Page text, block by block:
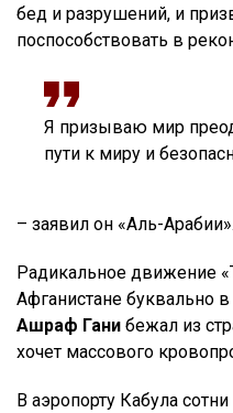
бед и разрушений, и
поспособствовать в
Я призываю мир
пути к миру и
– заявил он «Аль-Арабии».
Радикальное движение
Афганистане буквально
Ашраф Гани бежал из
хочет массового
В аэропорту Кабула